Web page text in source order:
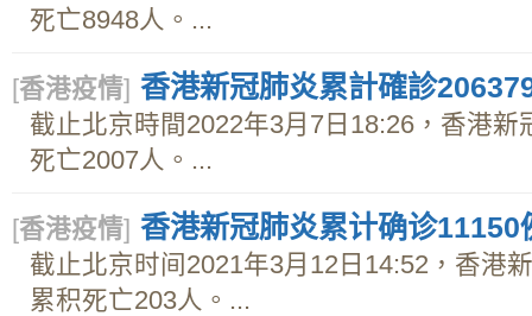
死亡8948人。...
[香港疫情] 香港新冠肺炎累計確診
截止北京時間2022年3月7日18:26，香港
死亡2007人。...
[香港疫情] 香港新冠肺炎累计确诊11150
截止北京时间2021年3月12日14:52，香港
累积死亡203人。...